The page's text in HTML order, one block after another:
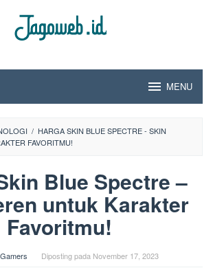
MENU
/ HARGA SKIN BLUE SPECTRE - SKIN
FAVORITMU!
Blue Spectre –
untuk Karakter
Favoritmu!
Diposting pada November 17, 2023